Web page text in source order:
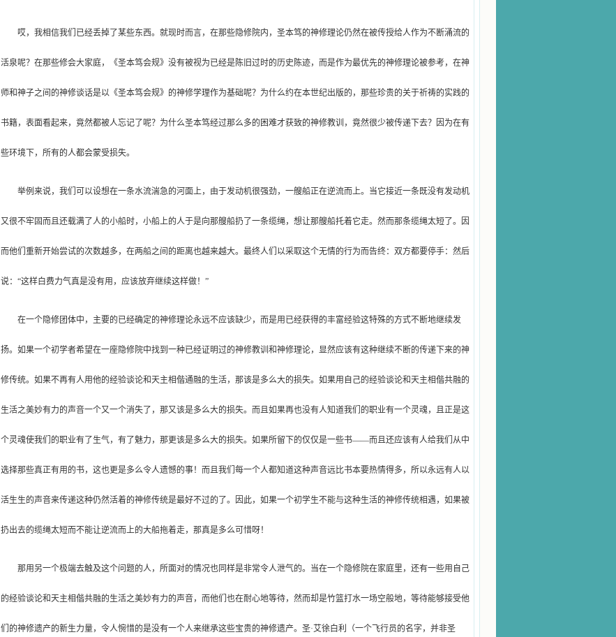
哎，我相信我们已经丢掉了某些东西。就现时而言，在那些隐修院内，圣本笃的神修理论仍然在被传授给人作为不断涌流的
活泉呢？在那些修会大家庭，《圣本笃会规》没有被视为已经是陈旧过时的历史陈迹，而是作为最优先的神修理论被参考，在神
师和神子之间的神修谈话是以《圣本笃会规》的神修学理作为基础呢？为什么约在本世纪出版的，那些珍贵的关于祈祷的实践的
书籍，表面看起来，竟然都被人忘记了呢？为什么圣本笃经过那么多的困难才获致的神修教训，竟然很少被传递下去？因为在有
些环境下，所有的人都会蒙受损失。
举例来说，我们可以设想在一条水流湍急的河面上，由于发动机很强劲，一艘船正在逆流而上。当它接近一条既没有发动机
又很不牢固而且还载满了人的小船时，小船上的人于是向那艘船扔了一条缆绳，想让那艘船托着它走。然而那条缆绳太短了。因
而他们重新开始尝试的次数越多，在两船之间的距离也越来越大。最终人们以采取这个无情的行为而告终：双方都要停手：然后
说：“这样白费力气真是没有用，应该放弃继续这样做！”
在一个隐修团体中，主要的已经确定的神修理论永远不应该缺少，而是用已经获得的丰富经验这特殊的方式不断地继续发
扬。如果一个初学者希望在一座隐修院中找到一种已经证明过的神修教训和神修理论，显然应该有这种继续不断的传递下来的神
修传统。如果不再有人用他的经验谈论和天主相偕通融的生活，那该是多么大的损失。如果用自己的经验谈论和天主相偕共融的
生活之美妙有力的声音一个又一个消失了，那又该是多么大的损失。而且如果再也没有人知道我们的职业有一个灵魂，且正是这
个灵魂使我们的职业有了生气，有了魅力，那更该是多么大的损失。如果所留下的仅仅是一些书——而且还应该有人给我们从中
选择那些真正有用的书，这也更是多么令人遗憾的事！而且我们每一个人都知道这种声音远比书本要热情得多，所以永远有人以
活生生的声音来传递这种仍然活着的神修传统是最好不过的了。因此，如果一个初学生不能与这种生活的神修传统相遇，如果被
扔出去的缆绳太短而不能让逆流而上的大船拖着走，那真是多么可惜呀！
那用另一个极端去触及这个问题的人，所面对的情况也同样是非常令人泄气的。当在一个隐修院在家庭里，还有一些用自己
的经验谈论和天主相偕共融的生活之美妙有力的声音，而他们也在耐心地等待，然而却是竹篮打水一场空般地，等待能够接受他
们的神修遗产的新生力量，令人惋惜的是没有一个人来继承这些宝贵的神修遗产。圣·艾徐白利（一个飞行员的名字，并非圣